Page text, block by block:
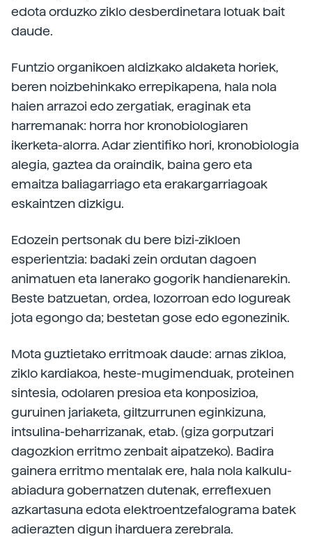
edota orduzko ziklo desberdinetara lotuak bait
daude.
Funtzio organikoen aldizkako aldaketa horiek,
beren noizbehinkako errepikapena, hala nola
haien arrazoi edo zergatiak, eraginak eta
harremanak: horra hor kronobiologiaren
ikerketa-alorra. Adar zientifiko hori, kronobiologia
alegia, gaztea da oraindik, baina gero eta
emaitza baliagarriago eta erakargarriagoak
eskaintzen dizkigu.
Edozein pertsonak du bere bizi-zikloen
esperientzia: badaki zein ordutan dagoen
animatuen eta lanerako gogorik handienarekin.
Beste batzuetan, ordea, lozorroan edo logureak
jota egongo da; bestetan gose edo egonezinik.
Mota guztietako erritmoak daude: arnas zikloa,
ziklo kardiakoa, heste-mugimenduak, proteinen
sintesia, odolaren presioa eta konposizioa,
guruinen jariaketa, giltzurrunen eginkizuna,
intsulina-beharrizanak, etab. (giza gorputzari
dagozkion erritmo zenbait aipatzeko). Badira
gainera erritmo mentalak ere, hala nola kalkulu-
abiadura gobernatzen dutenak, erreflexuen
azkartasuna edota elektroentzefalograma batek
adierazten digun iharduera zerebrala.